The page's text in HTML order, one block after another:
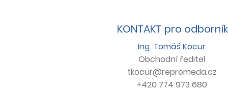
KONTAKT pro
Ing. Tomáš Kocur
Obchodní ředitel
tkocur@repromeda.cz
+420 774 973 680